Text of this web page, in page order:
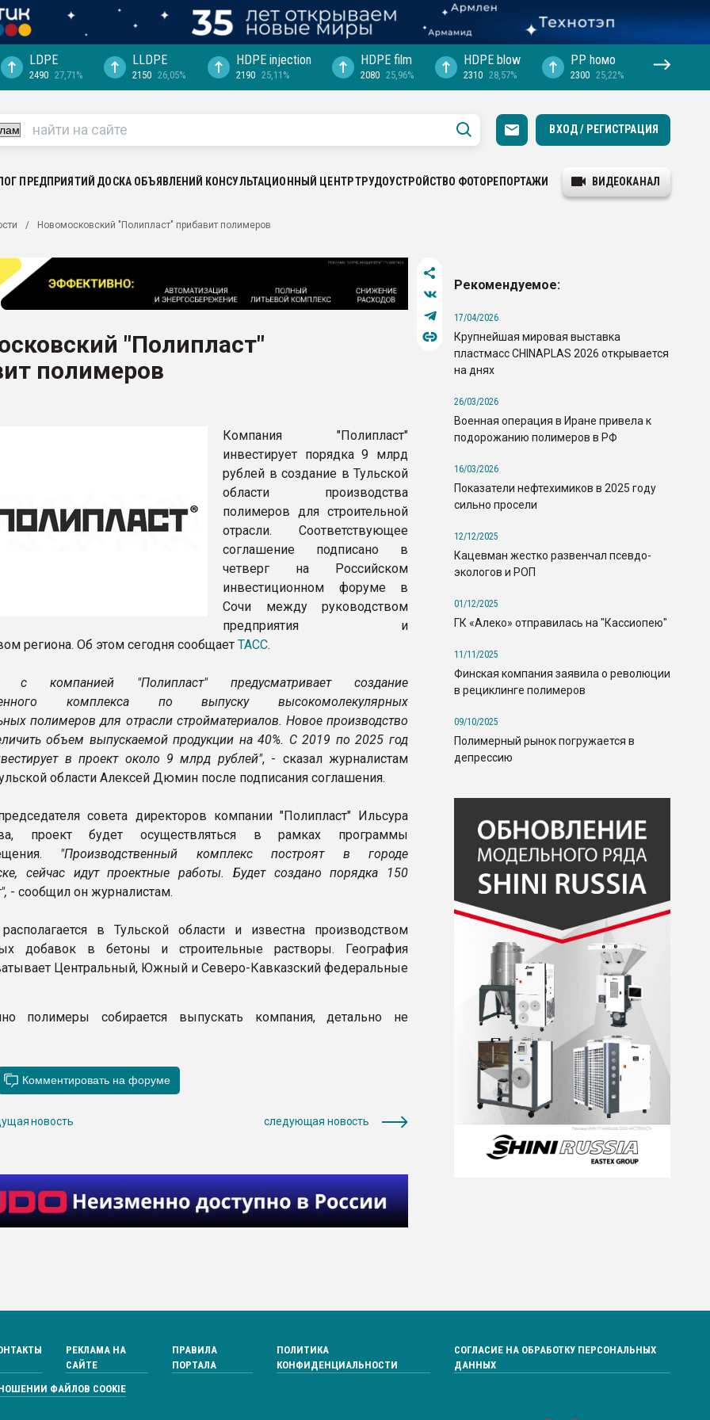
выходит на
рынке
ПЭТ
LDPE
2490 27,71%
LLDPE
2150 26,05%
HDPE injection
2190 25,11%
HDPE film
2080 25,96%
HDPE blow
2310 28,57%
PP hомо
2300 25,22%
ВХОД / РЕГИСТРАЦИЯ
ПРЕДПРИЯТИЙ ДОСКА ОБЪЯВЛЕНИЙ КОНСУЛЬТАЦИОННЫЙ ЦЕНТРТРУДОУСТРОЙСТВО ФОТОРЕПОРТАЖИ ВИДЕОКАНАЛ
Новомосковский "Полипласт" прибавит полимеров
"Полипласт"
полимеров
Компания "Полипласт"
инвестирует порядка 9 млрд
рублей в создание в Тульской
области производства
полимеров для строительной
отрасли. Соответствующее
соглашение подписано в
четверг на Российском
инвестиционном форуме в
Сочи между руководством
предприятия и
региона. Об этом сегодня сообщает ТАСС.
с компанией "Полипласт" предусматривает создание
комплекса по выпуску высокомолекулярных
полимеров для отрасли стройматериалов. Новое производство
объем выпускаемой продукции на 40%. С 2019 по 2025 год
в проект около 9 млрд рублей", - сказал журналистам
области Алексей Дюмин после подписания соглашения.
совета директоров компании "Полипласт" Ильсура
проект будет осуществляться в рамках программы
"Производственный комплекс построят в городе
сейчас идут проектные работы. Будет создано порядка 150
- сообщил он журналистам.
в Тульской области и известна производством
добавок в бетоны и строительные растворы. География
Центральный, Южный и Северо-Кавказский федеральные
полимеры собирается выпускать компания, детально не
новость следующая новость
Рекомендуемое:
17/04/2026
Крупнейшая мировая выставка
пластмасс CHINAPLAS 2026 открывается
на днях
26/03/2026
Военная операция в Иране привела к
подорожанию полимеров в РФ
16/03/2026
Показатели нефтехимиков в 2025 году
сильно просели
12/12/2025
Кацевман жестко развенчал псевдо-
экологов и РОП
01/12/2025
ГК «Алеко» отправилась на "Кассиопею"
11/11/2025
Финская компания заявила о революции
в рециклинге полимеров
09/10/2025
Полимерный рынок погружается в
депрессию
РЕКЛАМА НА
САЙТЕ
ПРАВИЛА
ПОРТАЛА
ПОЛИТИКА
КОНФИДЕНЦИАЛЬНОСТИ
СОГЛАСИЕ НА ОБРАБОТКУ ПЕРСОНАЛЬНЫХ
ДАННЫХ
ФАЙЛОВ COOKIE